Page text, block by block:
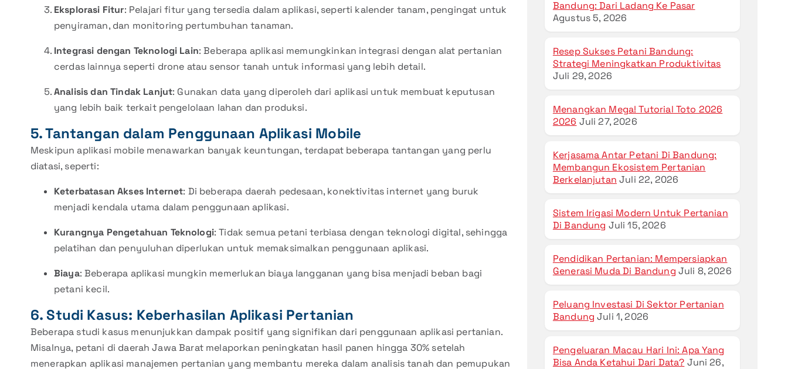
Eksplorasi Fitur: Pelajari fitur yang tersedia dalam aplikasi, seperti kalender tanam, pengingat untuk
penyiraman, dan monitoring pertumbuhan tanaman.
Integrasi dengan Teknologi Lain: Beberapa aplikasi memungkinkan integrasi dengan alat pertanian
cerdas lainnya seperti drone atau sensor tanah untuk informasi yang lebih detail.
Analisis dan Tindak Lanjut: Gunakan data yang diperoleh dari aplikasi untuk membuat keputusan
yang lebih baik terkait pengelolaan lahan dan produksi.
5. Tantangan dalam Penggunaan Aplikasi Mobile
Meskipun aplikasi mobile menawarkan banyak keuntungan, terdapat beberapa tantangan yang perlu
diatasi, seperti:
Keterbatasan Akses Internet: Di beberapa daerah pedesaan, konektivitas internet yang buruk
menjadi kendala utama dalam penggunaan aplikasi.
Kurangnya Pengetahuan Teknologi: Tidak semua petani terbiasa dengan teknologi digital, sehingga
pelatihan dan penyuluhan diperlukan untuk memaksimalkan penggunaan aplikasi.
Biaya: Beberapa aplikasi mungkin memerlukan biaya langganan yang bisa menjadi beban bagi
petani kecil.
6. Studi Kasus: Keberhasilan Aplikasi Pertanian
Beberapa studi kasus menunjukkan dampak positif yang signifikan dari penggunaan aplikasi pertanian.
Misalnya, petani di daerah Jawa Barat melaporkan peningkatan hasil panen hingga 30% setelah
menerapkan aplikasi manajemen pertanian yang membantu mereka dalam analisis tanah dan pemupukan
Bandung: Dari Ladang Ke Pasar
Agustus 5, 2026
Resep Sukses Petani Bandung:
Strategi Meningkatkan Produktivitas
Juli 29, 2026
Menangkan Mega! Tutorial Toto 2026
2026 Juli 27, 2026
Kerjasama Antar Petani Di Bandung:
Membangun Ekosistem Pertanian
Berkelanjutan Juli 22, 2026
Sistem Irigasi Modern Untuk Pertanian
Di Bandung Juli 15, 2026
Pendidikan Pertanian: Mempersiapkan
Generasi Muda Di Bandung Juli 8, 2026
Peluang Investasi Di Sektor Pertanian
Bandung Juli 1, 2026
Pengeluaran Macau Hari Ini: Apa Yang
Bisa Anda Ketahui Dari Data? Juni 26,